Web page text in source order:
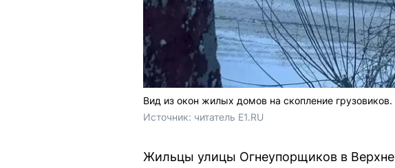
Вид из окон жилых домов на скопление грузовиков.
Источник: читатель E1.RU
Жильцы улицы Огнеупорщиков в